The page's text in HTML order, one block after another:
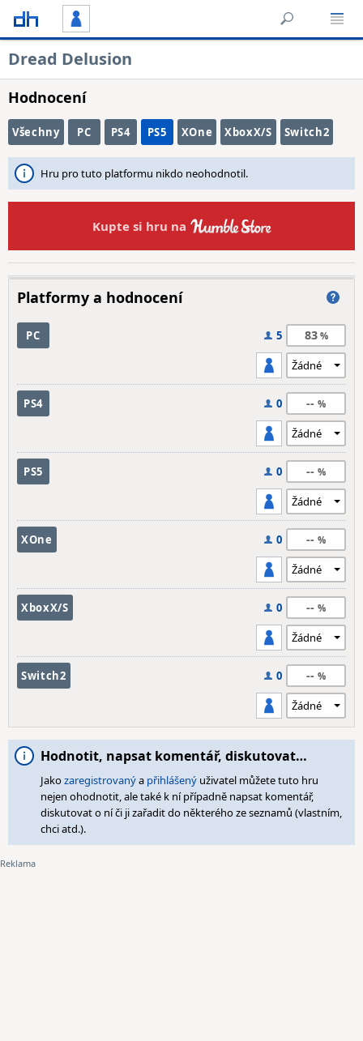
Dread Delusion
Hodnocení
Všechny PC PS4 PS5 XOne XboxX/S Switch2
Hru pro tuto platformu nikdo neohodnotil.
Kupte si hru na
Platformy a hodnocení
PC 5 83
PS4 0 --
PS5 0 --
XOne 0 --
XboxX/S 0 --
Switch2 0 --
Hodnotit, napsat komentář, diskutovat…
Jakozaregistrovanýa přihlášený uživatel můžete tuto hru
nejen ohodnotit, ale také k ní případně napsat komentář,
diskutovat o ní či ji zařadit do některého ze seznamů (vlastním,
chci atd.).